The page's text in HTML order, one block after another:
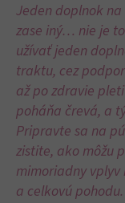
Jeden doplnok
zase iný… nie je
užívať jeden
traktu, cez
až po zdravie
poháňa črevá, a
Pripravte sa na
zistite, ako môžu
mimoriadny vplyv
a celkovú pohodu.